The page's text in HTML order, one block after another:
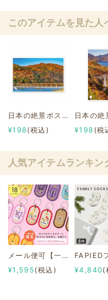
このアイテムを見た
日本の絶景ポストカード ～秋～ 嵐山/京都
¥198(税込)
¥198 (税
人気アイテムランキン
メール便可【一部店舗限定】2/8b PAIR KEY RING Sanrio characters ver.
¥1,595(税込)
¥4,840(